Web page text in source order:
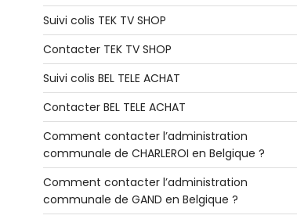
Suivi colis TEK TV SHOP
Contacter TEK TV SHOP
Suivi colis BEL TELE ACHAT
Contacter BEL TELE ACHAT
Comment contacter l’administration
communale de CHARLEROI en Belgique ?
Comment contacter l’administration
communale de GAND en Belgique ?